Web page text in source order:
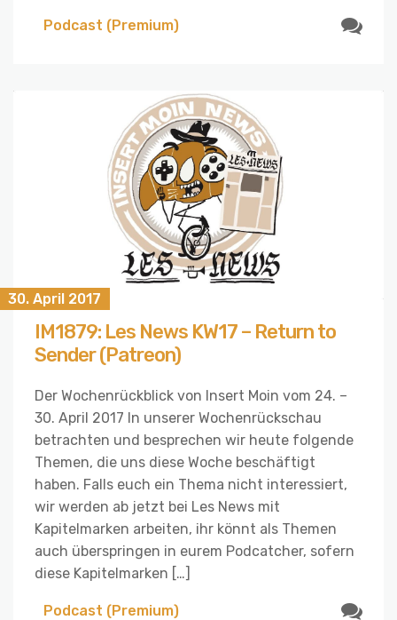
Podcast (Premium)
30. April 2017
IM1879: Les News KW17 – Return to
Sender (Patreon)
Der Wochenrückblick von Insert Moin vom 24. –
30. April 2017 In unserer Wochenrückschau
betrachten und besprechen wir heute folgende
Themen, die uns diese Woche beschäftigt
haben. Falls euch ein Thema nicht interessiert,
wir werden ab jetzt bei Les News mit
Kapitelmarken arbeiten, ihr könnt als Themen
auch überspringen in eurem Podcatcher, sofern
diese Kapitelmarken […]
Podcast (Premium)